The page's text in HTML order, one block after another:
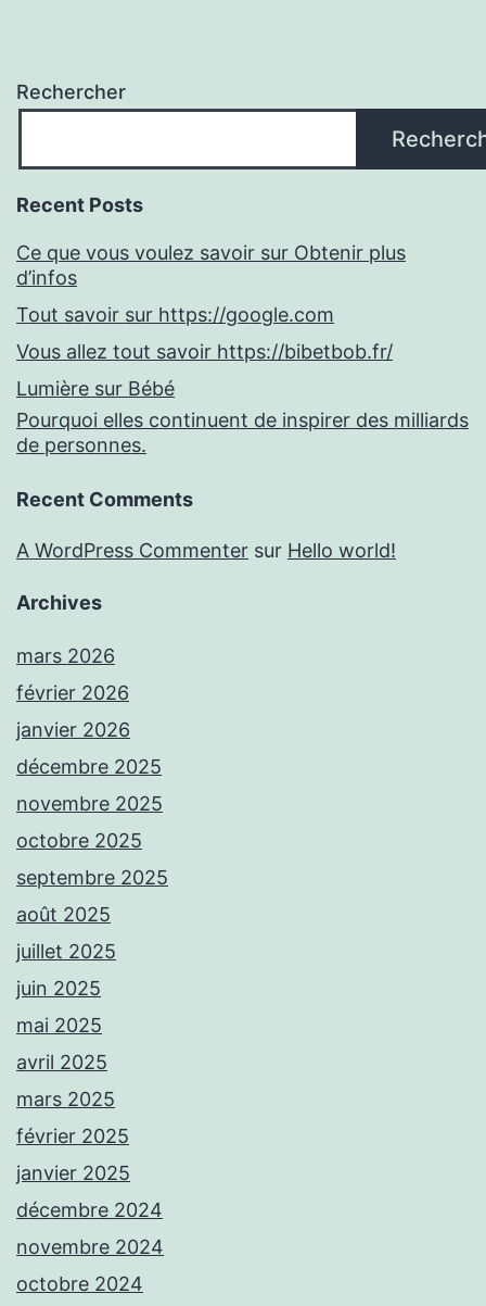
Rechercher
Recent Posts
Ce que vous voulez savoir sur Obtenir plus
d’infos
Tout savoir sur https://google.com
Vous allez tout savoir https://bibetbob.fr/
Lumière sur Bébé
Pourquoi elles continuent de inspirer des milliards
de personnes.
Recent Comments
A WordPress Commenter sur Hello world!
Archives
mars 2026
février 2026
janvier 2026
décembre 2025
novembre 2025
octobre 2025
septembre 2025
août 2025
juillet 2025
juin 2025
mai 2025
avril 2025
mars 2025
février 2025
janvier 2025
décembre 2024
novembre 2024
octobre 2024